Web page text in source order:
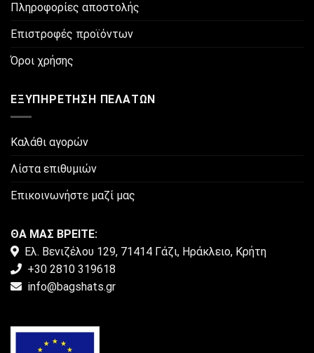
Πληροφορίες αποστολής
Επιστροφές προϊόντων
Όροι χρήσης
ΕΞΥΠΗΡΈΤΗΣΗ ΠΕΛΑΤΏΝ
Καλάθι αγορών
Λίστα επιθυμιών
Επικοινωνήστε μαζί μας
ΘΑ ΜΑΣ ΒΡΕΙΤΕ:
Ελ. Βενιζέλου 129, 71414 Γάζι, Ηράκλειο, Κρήτη
+30 2810 319618
info@bagshats.gr